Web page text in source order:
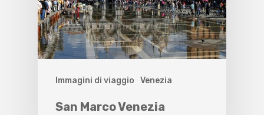
Immagini di viaggio Venezia
San Marco Venezia